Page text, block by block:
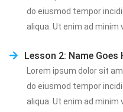
do eiusmod tempor
aliqua. Ut enim ad minim
Lesson 2: Name
Lorem ipsum dolor sit
do eiusmod tempor
aliqua. Ut enim ad minim